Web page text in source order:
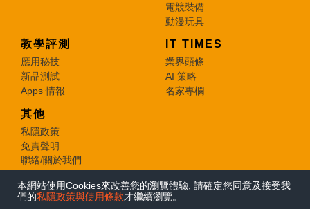
本網站使用Cookies來改善您的瀏覽體驗, 請確定您同意及接受我
們的私隱政策與使用條款才繼續瀏覽。
電競裝備
動漫玩具
教學評測
應用秘技
新品測試
Apps 情報
IT TIMES
業界頭條
AI 策略
名家專欄
其他
私隱政策
免責聲明
聯絡/關於我們
© 2026 e-zone. All Rights Reserved.